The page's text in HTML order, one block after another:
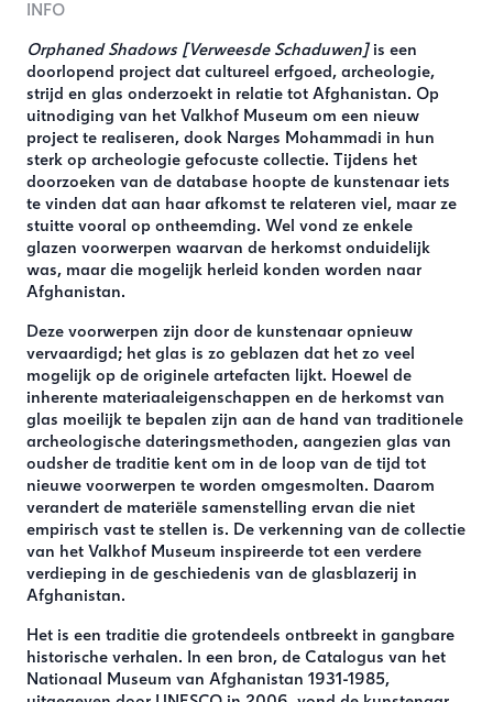
INFO
Orphaned Shadows [Verweesde Schaduwen]is een
doorlopend project dat cultureel erfgoed, archeologie,
strijd en glas onderzoekt in relatie tot Afghanistan. Op
uitnodiging van het Valkhof Museum om een nieuw
project te realiseren, dook Narges Mohammadi in hun
sterk op archeologie gefocuste collectie. Tijdens het
doorzoeken van de database hoopte de kunstenaar iets
te vinden dat aan haar afkomst te relateren viel, maar ze
stuitte vooral op ontheemding. Wel vond ze enkele
glazen voorwerpen waarvan de herkomst onduidelijk
was, maar die mogelijk herleid konden worden naar
Afghanistan.
Deze voorwerpen zijn door de kunstenaar opnieuw
vervaardigd; het glas is zo geblazen dat het zo veel
mogelijk op de originele artefacten lijkt. Hoewel de
inherente materiaaleigenschappen en de herkomst van
glas moeilijk te bepalen zijn aan de hand van traditionele
archeologische dateringsmethoden, aangezien glas van
oudsher de traditie kent om in de loop van de tijd tot
nieuwe voorwerpen te worden omgesmolten. Daarom
verandert de materiële samenstelling ervan die niet
empirisch vast te stellen is. De verkenning van de collectie
van het Valkhof Museum inspireerde tot een verdere
verdieping in de geschiedenis van de glasblazerij in
Afghanistan.
Het is een traditie die grotendeels ontbreekt in gangbare
historische verhalen. In een bron, de Catalogus van het
Nationaal Museum van Afghanistan 1931-1985,